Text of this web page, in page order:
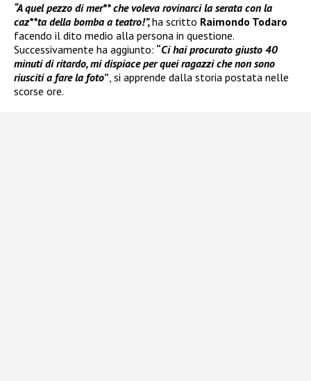
“A quel pezzo di mer** che voleva rovinarci la serata con la
caz**ta della bomba a teatro!”,ha scritto Raimondo Todaro
facendo il dito medio alla persona in questione.
Successivamente ha aggiunto: “Ci hai procurato giusto 40
minuti di ritardo, mi dispiace per quei ragazzi che non sono
riusciti a fare la foto”, si apprende dalla storia postata nelle
scorse ore.